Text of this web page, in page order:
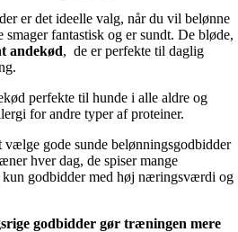
er det ideelle valg, når du vil belønne
smager fantastisk og er sundt. De bløde,
andekød, de er perfekte til daglig
perfekte til hunde i alle aldre og
for andre typer af proteiner.
gode sunde belønningsgodbidder
hver dag, de spiser mange
godbidder med høj næringsværdi og
godbidder gør træningen mere